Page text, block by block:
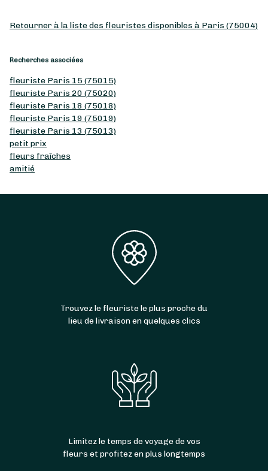
Retourner à la liste des fleuristes disponibles à Paris (75004)
Recherches associées
fleuriste Paris 15 (75015)
fleuriste Paris 20 (75020)
fleuriste Paris 18 (75018)
fleuriste Paris 19 (75019)
fleuriste Paris 13 (75013)
petit prix
fleurs fraîches
amitié
Trouvez le fleuriste le plus proche du
lieu de livraison en quelques clics
Limitez le temps de voyage de vos
fleurs et profitez en plus longtemps